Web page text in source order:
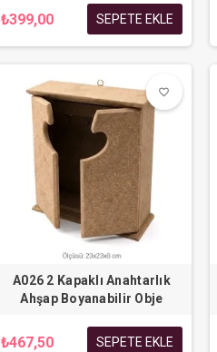
₺399,00 SEPETE EKLE
favorite_border
favorite_border
A026 2 Kapaklı Anahtarlık
Ahşap Boyanabilir Obje
₺467,50 SEPETE EKLE